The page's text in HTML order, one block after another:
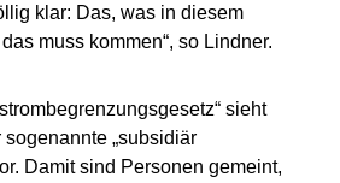
klar: Das, was in diesem
muss kommen“, so Lindner.
sieht
„subsidiär
Damit sind Personen gemeint,